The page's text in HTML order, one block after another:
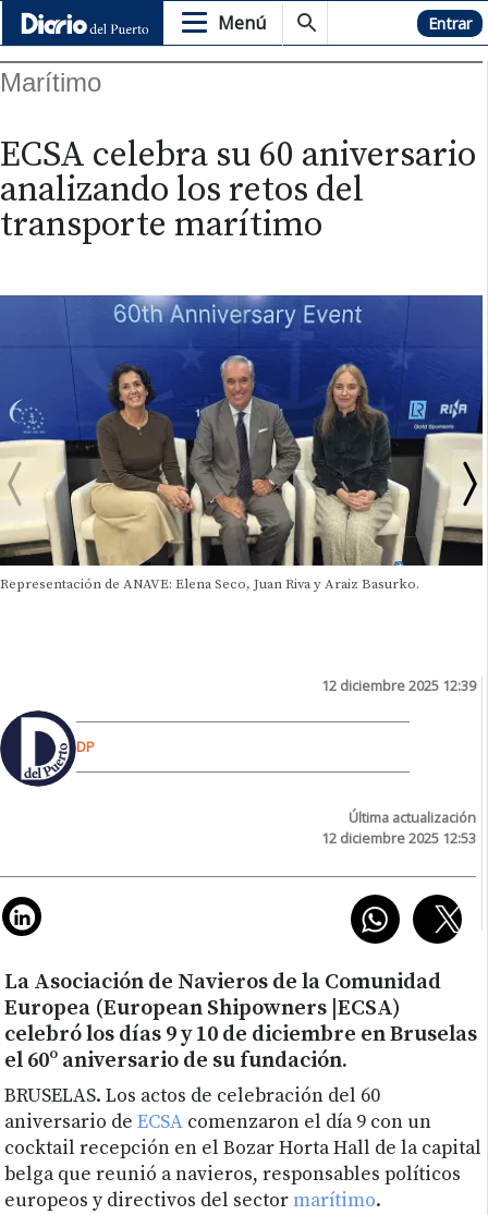
Menú Hemeroteca Entrar
Marítimo
ECSA celebra su 60 aniversario
analizando los retos del
transporte marítimo
Representación de ANAVE: Elena Seco, Juan Riva y Araiz Basurko.
12 diciembre 2025 12:39
DP
Última actualización
12 diciembre 2025 12:53
La Asociación de Navieros de la Comunidad
Europea (European Shipowners |ECSA)
celebró los días 9 y 10 de diciembre en Bruselas
el 60º aniversario de su fundación.
BRUSELAS. Los actos de celebración del 60
aniversario deECSA comenzaron el día 9 con un
cocktail recepción en el Bozar Horta Hall de la capital
belga que reunió a navieros, responsables políticos
europeos y directivos del sectormarítimo.